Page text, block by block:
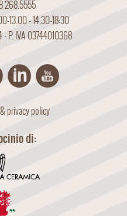
268.5555
13.00 - 14.30-18:30
- P. IVA 03744010368
privacy policy
di: